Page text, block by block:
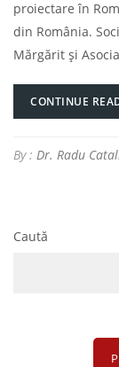
proiectare în
din România.
Mărgărit și
CONTINUE
By : Dr. Radu
Caută